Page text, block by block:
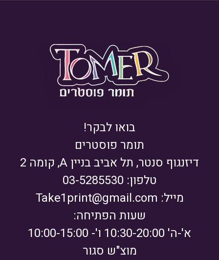
בואו לבקר!
תומר פוסטרים
דיזנגוף סנטר, תל אביב בניין A, קומה 2
טלפון: 03-5285530
מייל: Take1print@gmail.com
שעות הפתיחה:
א'-ה' 10:30-20:00 ו'- 10:00-15:00
מוצ"ש סגור